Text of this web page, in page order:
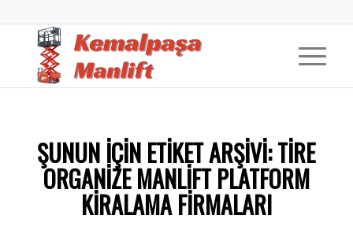
ŞUNUN IÇIN ETIKET ARŞIVI:TIRE
ORGANIZE MANLIFT PLATFORM
KIRALAMA FIRMALARI